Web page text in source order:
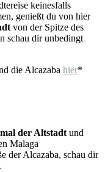
keinesfalls
genießt du von hier
von der Spitze des
schau dir unbedingt
die Alcazaba hier*
der Altstadt und
Malaga
der Alcazaba, schau dir